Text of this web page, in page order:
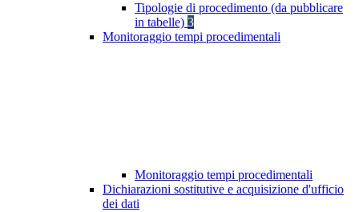
Tipologie di procedimento (da pubblicare
in tabelle) 3
Monitoraggio tempi procedimentali
Monitoraggio tempi procedimentali
Dichiarazioni sostitutive e acquisizione d'ufficio
dei dati